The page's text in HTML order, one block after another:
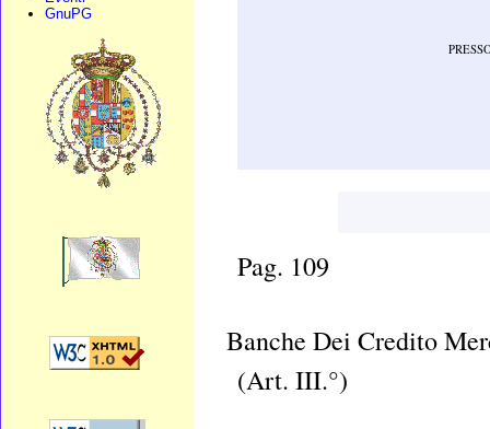
GnuPG
Pag. 109
Banche Dei Credito
(Art. III.°)